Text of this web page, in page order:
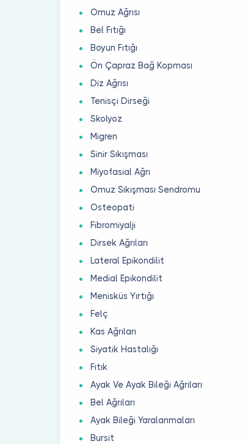
Omuz Ağrısı
Bel Fıtığı
Boyun Fıtığı
Ön Çapraz Bağ Kopması
Diz Ağrısı
Tenisçi Dirseği
Skolyoz
Migren
Sinir Sıkışması
Miyofasial Ağrı
Omuz Sıkışması Sendromu
Osteopati
Fibromiyalji
Dirsek Ağrıları
Lateral Epikondilit
Medial Epikondilit
Menisküs Yırtığı
Felç
Kas Ağrıları
Siyatik Hastalığı
Fıtık
Ayak Ve Ayak Bileği Ağrıları
Bel Ağrıları
Ayak Bileği Yaralanmaları
Bursit